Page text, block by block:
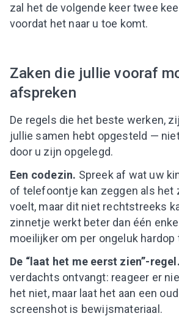
zal het de volgende keer twee
voordat het naar u toe komt.
Zaken die jullie vooraf
afspreken
De regels die het beste werken,
jullie samen hebt opgesteld —
door u zijn opgelegd.
Een codezin. Spreek af wat uw
of telefoontje kan zeggen als het
voelt, maar dit niet rechtstreeks
zinnetje werkt beter dan één
moeilijker om per ongeluk hardop
De “laat het me eerst zien”-regel.
verdachts ontvangt: reageer er
het niet, maar laat het aan een
screenshot is bewijsmateriaal.